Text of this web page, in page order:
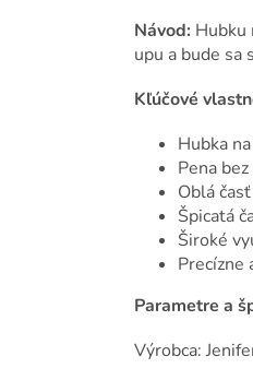
Návod: Hubku
upu a bude sa
Kľúčové
Hubka
Pena
Oblá
Špicatá
Široké
Precízne
Parametre a
Výrobca: